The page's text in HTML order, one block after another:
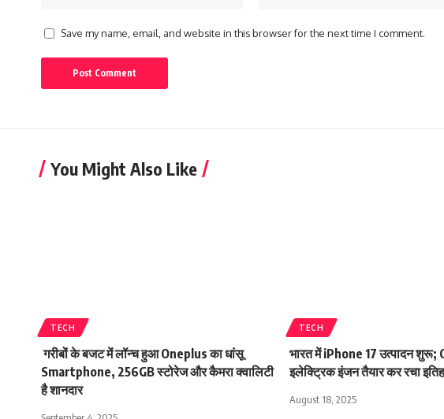
Save my name, email, and website in this browser for the next time I comment.
You Might Also Like
TECH
गरीबों के बजट में लॉन्च हुआ Oneplus का धांसू
Smartphone, 256GB स्टोरेज और कैमरा क्वालिटी
है शानदार
TECH
भारत में iPhone 17 उत्पादन शुरू;
इलेक्ट्रिक इंजन तैयार कर रचा
August 18, 2025